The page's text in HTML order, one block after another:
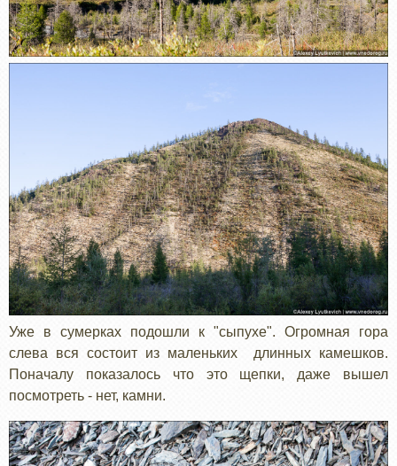
Уже в сумерках подошли к "сыпухе". Огромная гора
слева вся состоит из маленьких длинных камешков.
Поначалу показалось что это щепки, даже вышел
посмотреть - нет, камни.